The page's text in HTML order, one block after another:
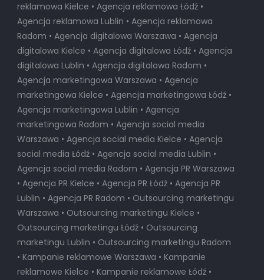
reklamowa Kielce • Agencja reklamowa Łódź •
Agencja reklamowa Lublin • Agencja reklamowa
Radom • Agencja digitalowa Warszawa • Agencja
digitalowa Kielce • Agencja digitalowa Łódź • Agencja
digitalowa Lublin • Agencja digitalowa Radom •
Agencja marketingowa Warszawa • Agencja
marketingowa Kielce • Agencja marketingowa Łódź •
Agencja marketingowa Lublin • Agencja
marketingowa Radom • Agencja social media
Warszawa • Agencja social media Kielce • Agencja
social media Łódź • Agencja social media Lublin •
Agencja social media Radom • Agencja PR Warszawa
• Agencja PR Kielce • Agencja PR Łódź • Agencja PR
Lublin • Agencja PR Radom • Outsourcing marketingu
Warszawa • Outsourcing marketingu Kielce •
Outsourcing marketingu Łódź • Outsourcing
marketingu Lublin • Outsourcing marketingu Radom
• Kampanie reklamowe Warszawa • Kampanie
reklamowe Kielce • Kampanie reklamowe Łódź •